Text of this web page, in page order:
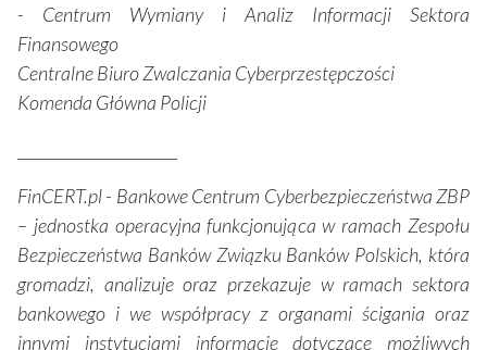
- Centrum Wymiany i Analiz Informacji Sektora
Finansowego
Centralne Biuro Zwalczania Cyberprzestępczości
Komenda Główna Policji
FinCERT.pl - Bankowe Centrum Cyberbezpieczeństwa ZBP
– jednostka operacyjna funkcjonująca w ramach Zespołu
Bezpieczeństwa Banków Związku Banków Polskich, która
gromadzi, analizuje oraz przekazuje w ramach sektora
bankowego i we współpracy z organami ścigania oraz
innymi instytucjami informacje dotyczące możliwych